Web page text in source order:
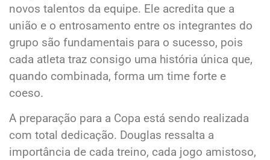
novos talentos da equipe. Ele acredita que a
união e o entrosamento entre os integrantes do
grupo são fundamentais para o sucesso, pois
cada atleta traz consigo uma história única que,
quando combinada, forma um time forte e
coeso.
A preparação para a Copa está sendo realizada
com total dedicação. Douglas ressalta a
importância de cada treino, cada jogo amistoso,